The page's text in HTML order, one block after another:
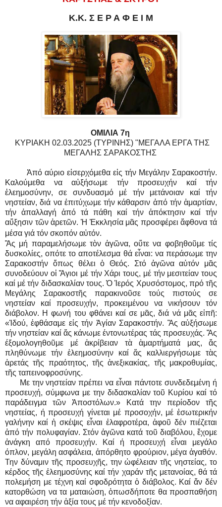
Κ.Κ. Σ Ε Ρ Α Φ Ε Ι Μ
ΟΜΙΛΙΑ 7η
ΚΥΡΙΑΚΗ 02.03.2025 (ΤΥΡΙΝΗΣ) "ΜΕΓΑΛΑ ΕΡΓΑ ΤΗΣ
ΜΕΓΑΛΗΣ ΣΑΡΑΚΟΣΤΗΣ
Ἀπό αύριο εἰσερχόμεθα εἰς τήν Μεγάλην Σαρακοστήν.
Καλούμεθα να αὐξήσωμε τήν προσευχήν καί τήν
ἐλεημοσύνην, σε συνδυασμό μέ τήν μετάνοιαν καί τήν
νηστείαν, διά να ἐπιτύχωμε τήν κάθαρσιν ἀπό τήν ἁμαρτίαν,
τήν ἀπαλλαγή ἀπό τά πάθη καί τήν ἀπόκτησιν καί τήν
αὔξησιν τῶν ἀρετῶν. Ἡ Ἐκκλησία μᾶς προσφέρει ἄφθονα τά
μέσα γιά τόν σκοπόν αὐτόν.
Ἂς μή παραμελήσωμε τὸν ἀγῶνα, οὔτε να φοβηθοῦμε τίς
δυσκολίες, οπότε το αποτέλεσμα θά εἶναι: να περάσωμε την
Σαρακοστήν ὅπως θέλει ὁ Θεός. Στό ἀγῶνα αὐτόν μᾶς
συνοδεύουν οἱ Ἅγιοι μέ τήν Χάρι τους, μέ τήν μεσιτείαν τους
καί μέ τήν διδασκαλίαν τους. Ὁ Ἱερός Χρυσόστομος, πρό τῆς
Μεγάλης Σαρακοστῆς παρακινοῦσε τούς πιστούς σε
νηστείαν καί προσευχήν, προκειμένου να νικήσουν τόν
διάβολον. Η φωνή του φθάνει καί σε μᾶς, διά νά μᾶς εἰπῆ:
«Ἰδού, ἐφθάσαμε εἰς τήν Ἁγίαν Σαρακοστήν. Ἂς αὐξήσωμε
τήν νηστείαν καί ἄς κάνωμε έντονωτέρας τάς προσευχάς. Ἄς
έξομολογηθοῦμε μέ ἀκρίβειαν τὰ ἁμαρτήματά μας, ἄς
πληθύνωμε τήν ἐλεημοσύνην καί ἄς καλλιεργήσωμε τὰς
ἀρετάς τῆς πραότητος, τῆς ἀνεξικακίας, τῆς μακροθυμίας,
τῆς ταπεινοφροσύνης.
Με την νηστείαν πρέπει να εἶναι πάντοτε συνδεδεμένη ή
προσευχή, σύμφωνα με την διδασκαλίαν τοῦ Κυρίου καί τό
παράδειγμα τῶν Ἀποστόλων.» Κατά την περίοδον τῆς
νηστείας, ή προσευχή γίνεται μέ προσοχήν, μέ ἐσωτερικήν
γαλήνην καί ἡ σκέψις εἶναι ἐλαφροτέρα, ἀφοῦ δέν πιέζεται
ἀπό τήν πολυφαγίαν. Στόν ἀγῶνα κατά τοῦ διαβόλου, ἔχομε
ἀνάγκη από προσευχήν. Καί ή προσευχή εἶναι μεγάλο
όπλον, μεγάλη ασφάλεια, ἀπόρθητο φρούριον, μέγα ἀγαθόν.
Την δύναμιν τῆς προσευχῆς, την ὠφέλειαν τῆς νηστείας, το
κέρδος τῆς ἐλεημοσύνης καί τήν χαράν τῆς μετανοίας, θά τά
πολεμήση με τέχνη καί σφοδρότητα ὁ διάβολος. Καί ἄν δέν
κατορθώση να τα ματαιώση, ὁπωσδήποτε θα προσπαθήση
να αφαιρέση τήν ἀξία τους μέ τήν κενοδοξίαν.